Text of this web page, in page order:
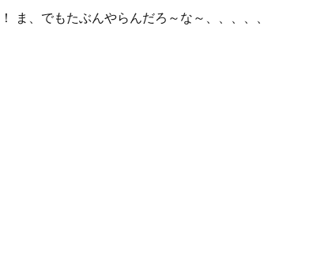
ま、でもたぶんやらんだろ～な～、、、、、